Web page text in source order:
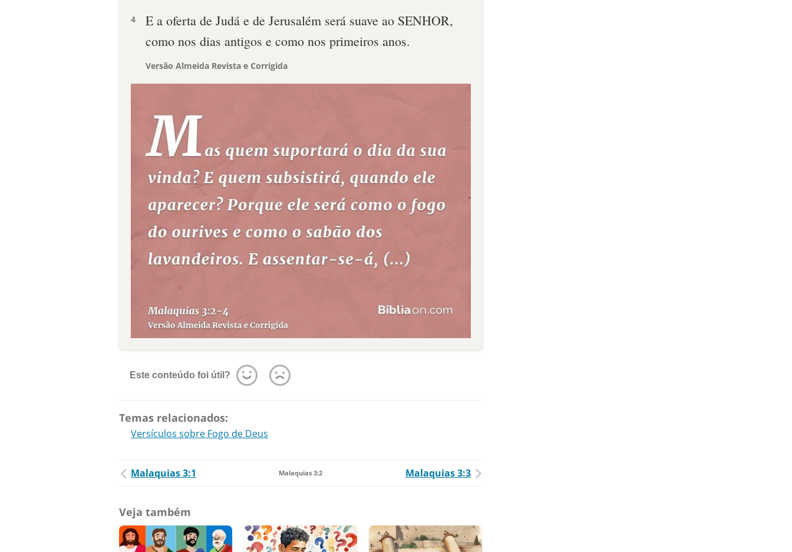
4
E a oferta de Judá e de Jerusalém será suave ao SENHOR,
como nos dias antigos e como nos primeiros anos.
Versão Almeida Revista e Corrigida
Este conteúdo foi útil?
Temas relacionados:
Versículos sobre Fogo de Deus
Malaquias 3:1 Malaquias 3:2 Malaquias 3:3
Veja também